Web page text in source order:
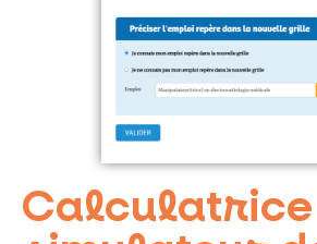
Calculatrice